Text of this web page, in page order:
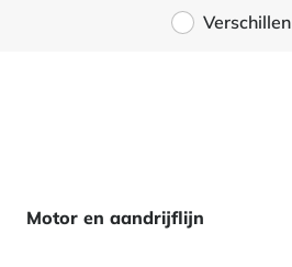
Verschillen
Motor en aandrijflijn